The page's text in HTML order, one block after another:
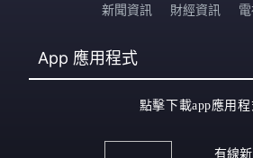
新聞資訊 財經資訊
App 應用程式
點擊下載app應用
有線